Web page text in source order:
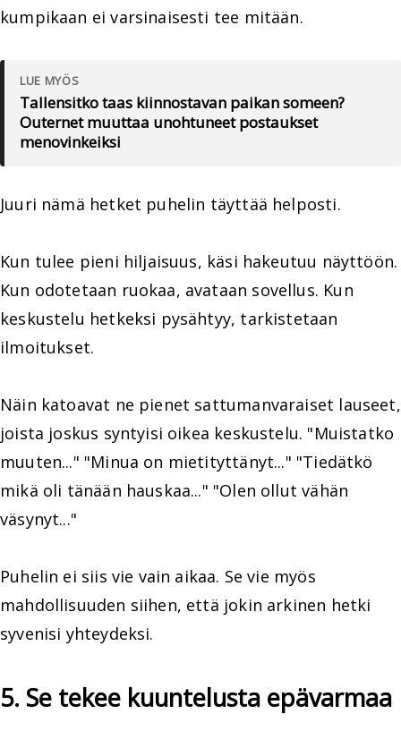
kumpikaan ei varsinaisesti tee mitään.
LUE MYÖS
Tallensitko taas kiinnostavan paikan someen?
Outernet muuttaa unohtuneet postaukset
menovinkeiksi
Juuri nämä hetket puhelin täyttää helposti.
Kun tulee pieni hiljaisuus, käsi hakeutuu näyttöön.
Kun odotetaan ruokaa, avataan sovellus. Kun
keskustelu hetkeksi pysähtyy, tarkistetaan
ilmoitukset.
Näin katoavat ne pienet sattumanvaraiset lauseet,
joista joskus syntyisi oikea keskustelu. "Muistatko
muuten..." "Minua on mietityttänyt..." "Tiedätkö
mikä oli tänään hauskaa..." "Olen ollut vähän
väsynyt..."
Puhelin ei siis vie vain aikaa. Se vie myös
mahdollisuuden siihen, että jokin arkinen hetki
syvenisi yhteydeksi.
5. Se tekee kuuntelusta epävarmaa